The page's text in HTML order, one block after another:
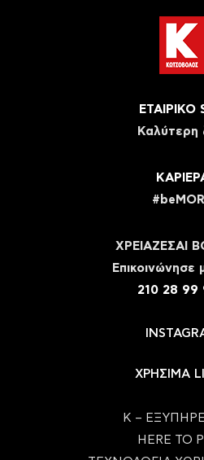
ΕΤΑΙΡΙΚΟ
Καλύτερη
ΧΡΕΙΑΖΕΣΑΙ
Eπικοινώνησε
210 28 99
ΧΡΗΣΙΜΑ
Κ –
HERE TO